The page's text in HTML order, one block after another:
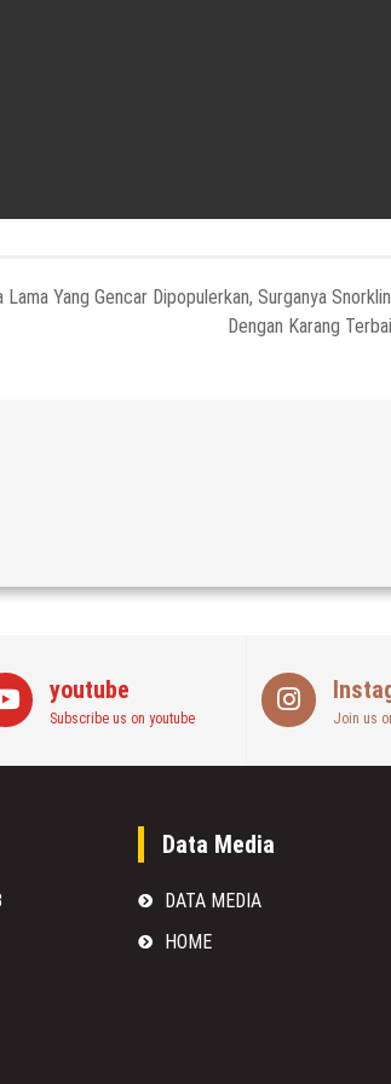
Lama Yang Gencar Dipopulerkan, Surganya
Dengan Karang
youtube
Subscribe us on youtube Join us
Data Media
DATA MEDIA
HOME